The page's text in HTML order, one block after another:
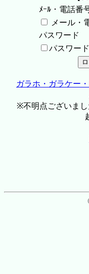
ﾒｰﾙ・電話番
メール・
パスワード
パスワー
ガラホ・ガラケー
※不明点ございま